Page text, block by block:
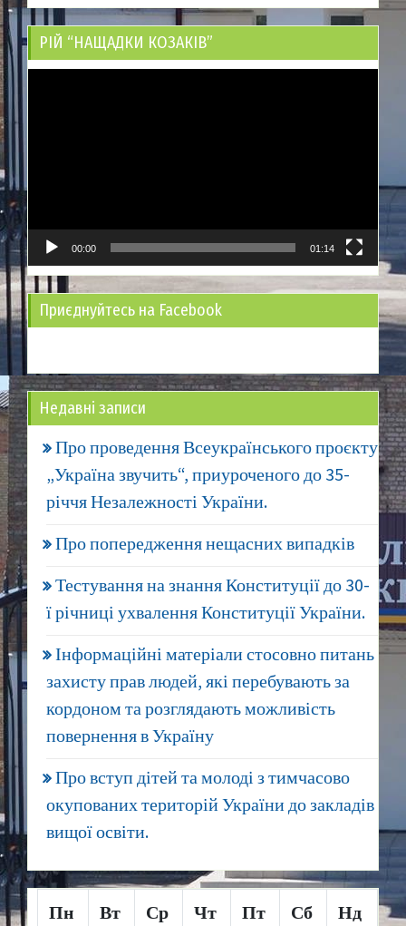
РІЙ “НАЩАДКИ КОЗАКІВ”
00:00 01:14
Приєднуйтесь на Facebook
Недавні записи
Про проведення Всеукраїнського проєкту
„Україна звучить“, приуроченого до 35-
річчя Незалежності України.
Про попередження нещасних випадків
Тестування на знання Конституції до 30-
ї річниці ухвалення Конституції України.
Інформаційні матеріали стосовно питань
захисту прав людей, які перебувають за
кордоном та розглядають можливість
повернення в Україну
Про вступ дітей та молоді з тимчасово
окупованих територій України до закладів
вищої освіти.
Пн Вт Ср Чт Пт Сб Нд